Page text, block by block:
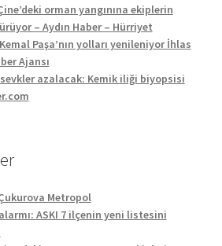
orman yangınına ekiplerin
– Aydın Haber – Hürriyet
Paşa’nın yolları yenileniyor İhlas
Ajansı
sevkler azalacak: Kemik iliği biyopsisi
Metropol
ASKI 7 ilçenin yeni listesini